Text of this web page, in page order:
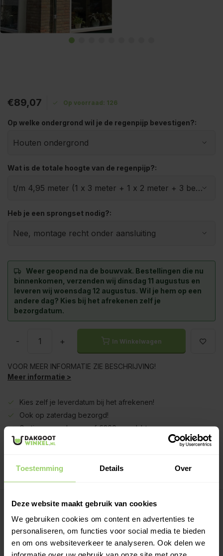
Toestemming Details Over
Deze website maakt gebruik van cookies
We gebruiken cookies om content en advertenties te
personaliseren, om functies voor social media te bieden
en om ons websiteverkeer te analyseren. Ook delen we
€89,07 Op voorraad: 126
Op welke ondergrond wil je de regenpijp bevestigen?:
Wat is de totale hoogte van de regenpijp?:
Heb je een sprongset nodig?:
Weer geopend na de bouwvak. Bestellingen die nu
binnenkomen, verzenden wij dinsdag 11 augustus en
leveren wij woensdag 12 augustus. Wil je hem op een
andere dag? Kies bij het afrekenen zelf je
bezorgdatum.
- + In Winkelwagen
VOOR MEER INFORMATIE ZIE BESCHRIJVING!
Meer informatie >
Kies zelf je leverdatum bij het afrekenen!
Ook op zaterdag bezorgd!
Gratis verzenden vanaf €200,- excl. btw
Deskundig advies!
Meer dan 10 jaar tevreden shoppers!
Beschrijving
Regenpijp lengtes:
Regenpijpen worden eenvoudig in elkaar geschoven. Per